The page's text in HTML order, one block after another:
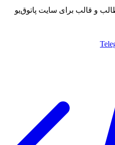
قالب برای سایت پاتوق‌یو